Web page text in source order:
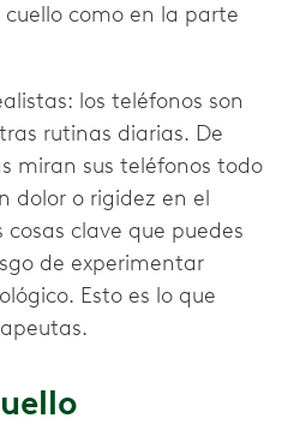
como en la parte
los teléfonos son
rutinas diarias. De
miran sus teléfonos todo
dolor o rigidez en el
clave que puedes
de experimentar
Esto es lo que